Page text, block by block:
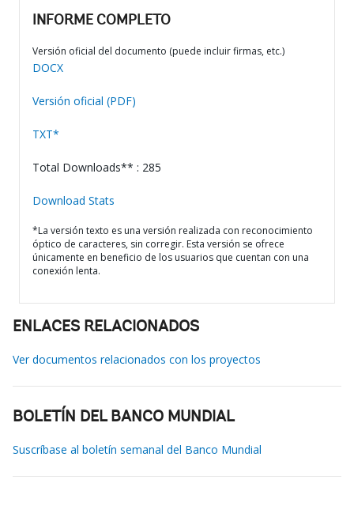
INFORME COMPLETO
Versión oficial del documento (puede incluir firmas, etc.)
DOCX
Versión oficial (PDF)
TXT*
Total Downloads** : 285
Download Stats
*La versión texto es una versión realizada con reconocimiento
óptico de caracteres, sin corregir. Esta versión se ofrece
únicamente en beneficio de los usuarios que cuentan con una
conexión lenta.
ENLACES RELACIONADOS
Ver documentos relacionados con los proyectos
BOLETÍN DEL BANCO MUNDIAL
Suscríbase al boletín semanal del Banco Mundial